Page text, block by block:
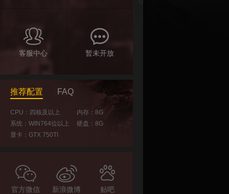
客服中心 暂未开放
推荐配置 FAQ
CPU：四核及以上
内存：8G
系统：WIN764位以上
硬盘：8G
显卡：GTX 750TI
官方微信 新浪微博 贴吧